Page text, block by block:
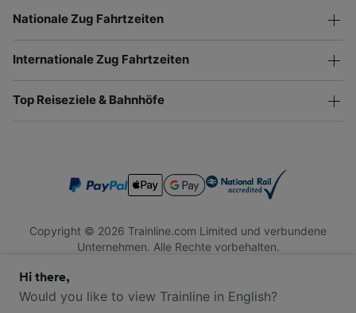
Nationale Zug Fahrtzeiten
Internationale Zug Fahrtzeiten
Top Reiseziele & Bahnhöfe
Copyright © 2026 Trainline.com Limited und verbundene
Unternehmen. Alle Rechte vorbehalten.
Firmennummer 3846791. Registrierte Adresse: 1 Stonecutter
St, London EC4A 4AH, United Kingdom. USt-IdNr.: 791 7261
Hi there,
Would you like to view Trainline in English?